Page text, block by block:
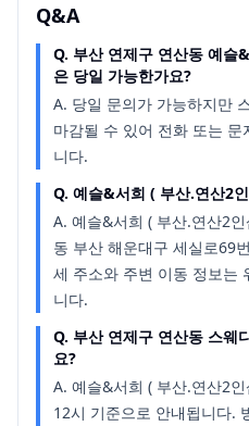
Q&A
Q. 부산 연제구 연산동 예슬
은 당일 가능한가요?
A. 당일 문의가 가능하지만
마감될 수 있어 전화 또는
니다.
Q. 예슬&서희 ( 부산.연산2
A. 예슬&서희 ( 부산.연산2
동 부산 해운대구 세실로69
세 주소와 주변 이동 정보는
니다.
Q. 부산 연제구 연산동 스웨
요?
A. 예슬&서희 ( 부산.연산2
12시 기준으로 안내됩니다.